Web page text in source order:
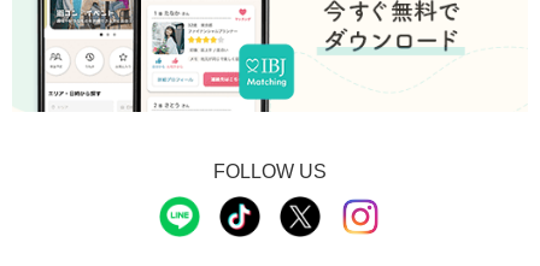
好印象のお相手へ「いいね」を送信。
お気持ちを事前に伝えることで
マッチングする確率もUP♪
いよいよ最終投票！
FOLLOW US